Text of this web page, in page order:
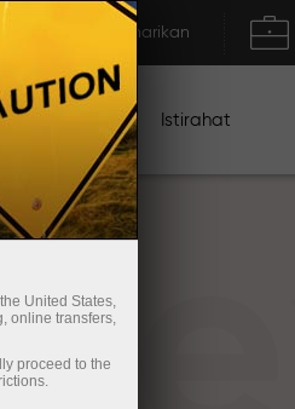
Deposit/Penarikan
Promo Istirahat
United States,
online transfers,
proceed to the